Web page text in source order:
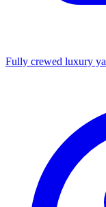
Fully crewed luxury